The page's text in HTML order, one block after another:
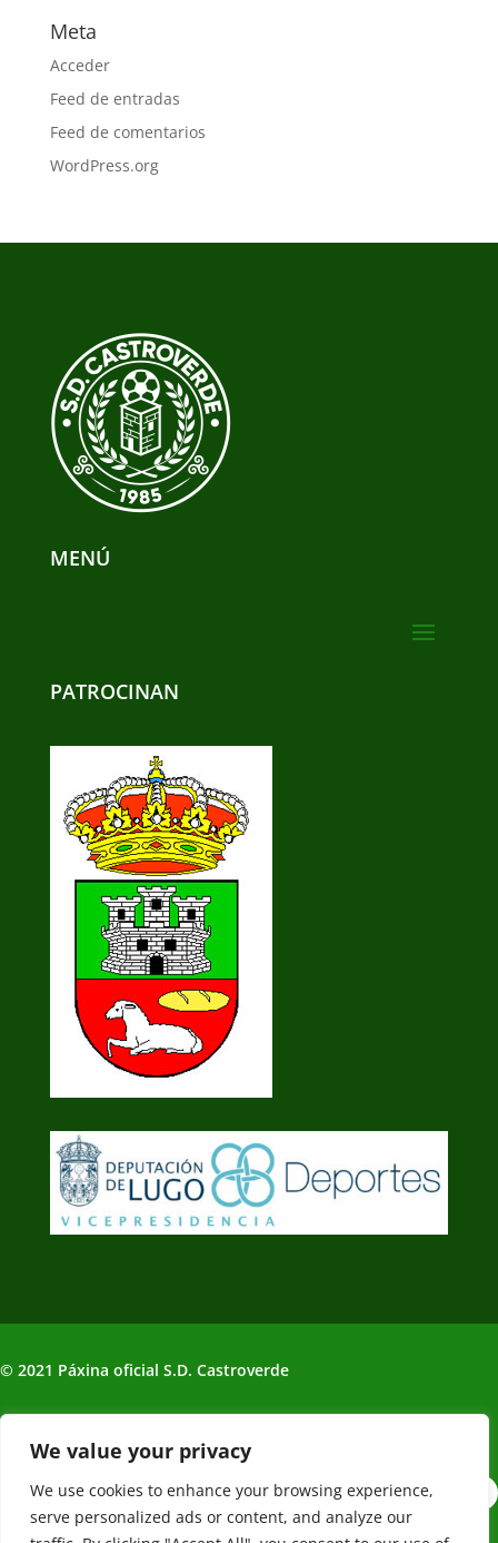
We value your privacy
We use cookies to enhance your browsing experience,
serve personalized ads or content, and analyze our
Meta
Acceder
Feed de entradas
Feed de comentarios
WordPress.org
MENÚ
PATROCINAN
© 2021 Páxina oficial S.D. Castroverde